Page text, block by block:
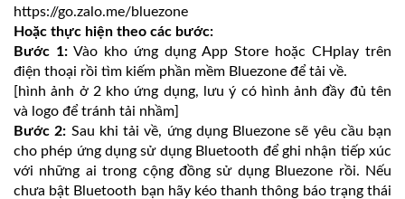
https://go.zalo.me/bluezone
Hoặc thực hiện theo các bước:
Bước 1: Vào kho ứng dụng App Store hoặc CHplay trên
điện thoại rồi tìm kiếm phần mềm Bluezone để tải về.
[hình ảnh ở 2 kho ứng dụng, lưu ý có hình ảnh đầy đủ tên
và logo để tránh tải nhầm]
Bước 2: Sau khi tải về, ứng dụng Bluezone sẽ yêu cầu bạn
cho phép ứng dụng sử dụng Bluetooth để ghi nhận tiếp xúc
với những ai trong cộng đồng sử dụng Bluezone rồi. Nếu
chưa bật Bluetooth bạn hãy kéo thanh thông báo trạng thái